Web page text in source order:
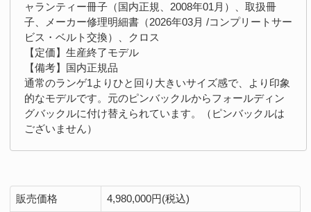
ャランティー冊子（国内正規、2008年01月）、取扱冊
子、メーカー修理明細書（2026年03月 /コンプリートサー
ビス・ベルト交換）、クロス
【定価】生産終了モデル
【備考】国内正規品
通常のランゲ1よりひと回り大きいサイズ感で、より印象
的なモデルです。元のピンバックルからフォールディン
グバックルに付け替えられています。（ピンバックルは
ございません）
販売価格 4,980,000円(税込)